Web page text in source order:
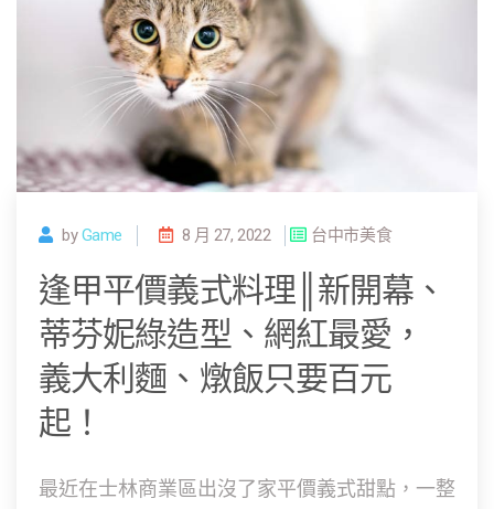
byGame 8 月 27, 2022 台中市美食
逢甲平價義式料理║新開幕、
蒂芬妮綠造型、網紅最愛，
義大利麵、燉飯只要百元
起！
最近在士林商業區出沒了家平價義式甜點，一整